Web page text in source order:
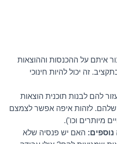
איתם על ההכנסות וההוצאות
זה יכול להיות חינוכי
להם לבנות תוכנית הוצאות
לזהות איפה אפשר לצמצם
מיותרים וכו').
האם יש פנסיה שלא